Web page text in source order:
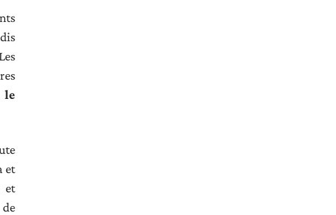
le
et
et